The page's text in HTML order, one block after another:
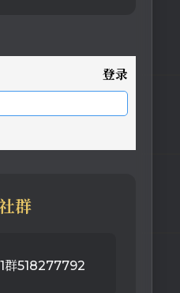
登录
群
群518277792